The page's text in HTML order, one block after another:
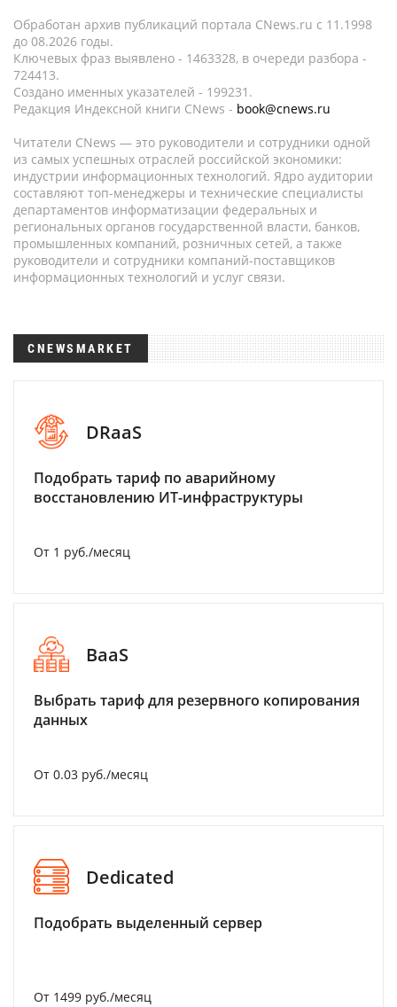
Обработан архив публикаций портала CNews.ru c 11.1998
до 08.2026 годы.
Ключевых фраз выявлено - 1463328, в очереди разбора -
724413.
Создано именных указателей - 199231.
Редакция Индексной книги CNews - book@cnews.ru
Читатели CNews — это руководители и сотрудники одной
из самых успешных отраслей российской экономики:
индустрии информационных технологий. Ядро аудитории
составляют топ-менеджеры и технические специалисты
департаментов информатизации федеральных и
региональных органов государственной власти, банков,
промышленных компаний, розничных сетей, а также
руководители и сотрудники компаний-поставщиков
информационных технологий и услуг связи.
CNEWSMARKET
DRaaS
Подобрать тариф по аварийному
восстановлению ИТ-инфраструктуры
От 1 руб./месяц
BaaS
Выбрать тариф для резервного копирования
данных
От 0.03 руб./месяц
Dedicated
Подобрать выделенный сервер
От 1499 руб./месяц